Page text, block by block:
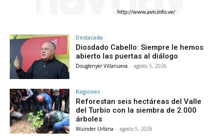
Destacada
Diosdado Cabello: Siempre le hemos
abierto las puertas al diálogo
Douglenyer Villanueva - agosto 5, 2026
Regiones
Reforestan seis hectáreas del Valle
del Turbio con la siembra de 2.000
árboles
Wuinder Urbina - agosto 5, 2026